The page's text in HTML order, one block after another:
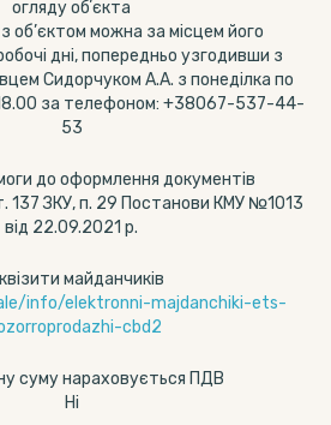
огляду обʼєкта
об’єктом можна за місцем його
дні, попередньо узгодивши з
Сидорчуком А.А. з понеділка по
за телефоном: +38067-537-44-
53
до оформлення документів
137 ЗКУ, п. 29 Постанови КМУ №1013
від 22.09.2021 р.
майданчиків
info/elektronni-majdanchiki-ets-
cbd2
суму нараховується ПДВ
Ні